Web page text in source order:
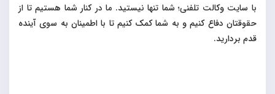
با سایت وکالت تلفنی؛ شما تنها نیستید. ما در کنار شما هستیم تا از
حقوقتان دفاع کنیم و به شما کمک کنیم تا با اطمینان به سوی آینده
قدم بردارید.